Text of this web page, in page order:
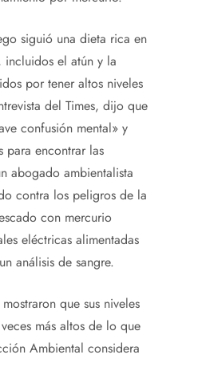
siguió una dieta rica en
incluidos el atún y la
por tener altos niveles
del Times, dijo que
confusión mental» y
para encontrar las
abogado ambientalista
contra los peligros de la
con mercurio
eléctricas alimentadas
análisis de sangre.
que sus niveles
más altos de lo que
Ambiental considera